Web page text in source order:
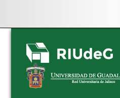
Skip
navigation